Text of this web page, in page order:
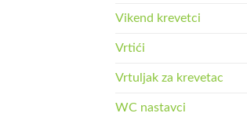
Vikend krevetci
Vrtići
Vrtuljak za krevetac
WC nastavci